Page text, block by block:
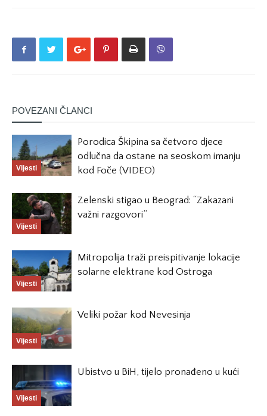
POVEZANI ČLANCI
Vijesti
Porodica Škipina sa četvoro djece
odlučna da ostane na seoskom imanju
kod Foče (VIDEO)
Vijesti
Zelenski stigao u Beograd: “Zakazani
važni razgovori”
Vijesti
Mitropolija traži preispitivanje lokacije
solarne elektrane kod Ostroga
Vijesti
Veliki požar kod Nevesinja
Vijesti
Ubistvo u BiH, tijelo pronađeno u kući